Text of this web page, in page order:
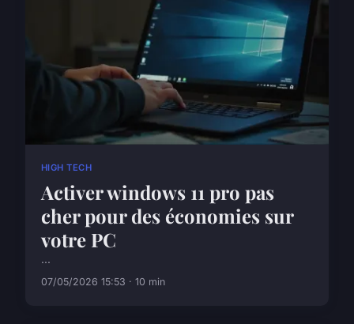
HIGH TECH
Activer windows 11 pro pas
cher pour des économies sur
votre PC
...
07/05/2026 15:53 · 10 min